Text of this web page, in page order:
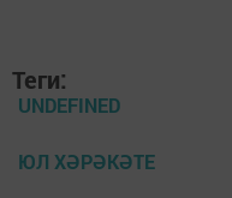
Теги:
UNDEFINED
ЮЛ ХӘРӘКӘТЕ